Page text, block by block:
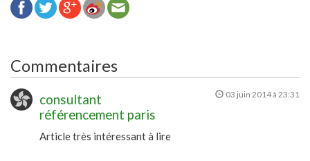
Commentaires
consultant
référencement paris
03 juin 2014 à 23:31
Article très intéressant à lire